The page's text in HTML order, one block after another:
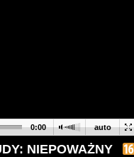
auto
0:00
NIEPOWAŻNY